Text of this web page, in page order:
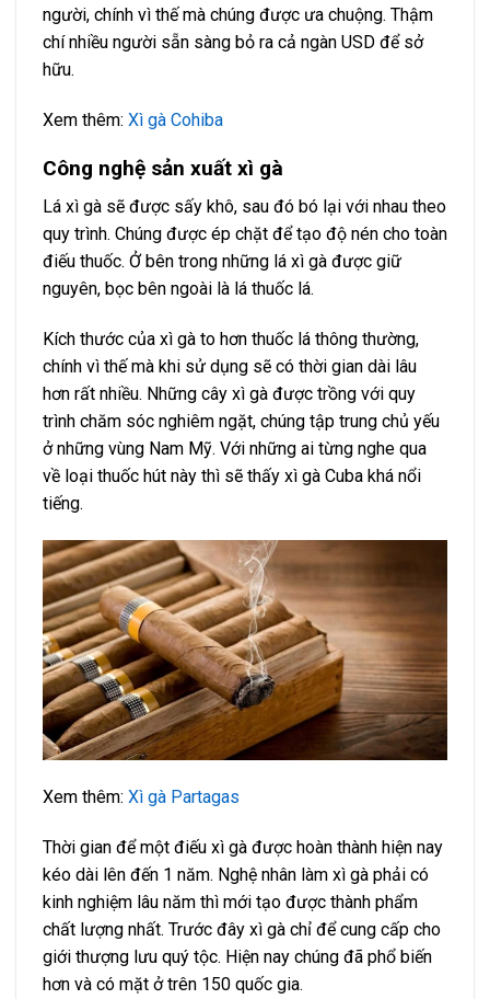
người, chính vì thế mà chúng được ưa chuộng. Thậm
chí nhiều người sẵn sàng bỏ ra cả ngàn USD để sở
hữu.
Xem thêm: Xì gà Cohiba
Công nghệ sản xuất xì gà
Lá xì gà sẽ được sấy khô, sau đó bó lại với nhau theo
quy trình. Chúng được ép chặt để tạo độ nén cho toàn
điếu thuốc. Ở bên trong những lá xì gà được giữ
nguyên, bọc bên ngoài là lá thuốc lá.
Kích thước của xì gà to hơn thuốc lá thông thường,
chính vì thế mà khi sử dụng sẽ có thời gian dài lâu
hơn rất nhiều. Những cây xì gà được trồng với quy
trình chăm sóc nghiêm ngặt, chúng tập trung chủ yếu
ở những vùng Nam Mỹ. Với những ai từng nghe qua
về loại thuốc hút này thì sẽ thấy xì gà Cuba khá nổi
tiếng.
Xem thêm: Xì gà Partagas
Thời gian để một điếu xì gà được hoàn thành hiện nay
kéo dài lên đến 1 năm. Nghệ nhân làm xì gà phải có
kinh nghiệm lâu năm thì mới tạo được thành phẩm
chất lượng nhất. Trước đây xì gà chỉ để cung cấp cho
giới thượng lưu quý tộc. Hiện nay chúng đã phổ biến
hơn và có mặt ở trên 150 quốc gia.